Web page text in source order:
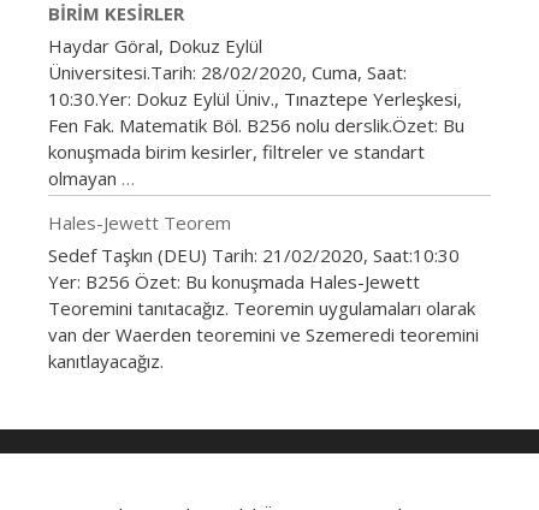
BIRIM KESIRLER
Haydar Göral, Dokuz Eylül
Üniversitesi.Tarih: 28/02/2020, Cuma, Saat:
10:30.Yer: Dokuz Eylül Üniv., Tınaztepe Yerleşkesi,
Fen Fak. Matematik Böl. B256 nolu derslik.Özet: Bu
konuşmada birim kesirler, filtreler ve standart
olmayan …
Hales-Jewett Teorem
Sedef Taşkın (DEU) Tarih: 21/02/2020, Saat:10:30
Yer: B256 Özet: Bu konuşmada Hales-Jewett
Teoremini tanıtacağız. Teoremin uygulamaları olarak
van der Waerden teoremini ve Szemeredi teoremini
kanıtlayacağız.